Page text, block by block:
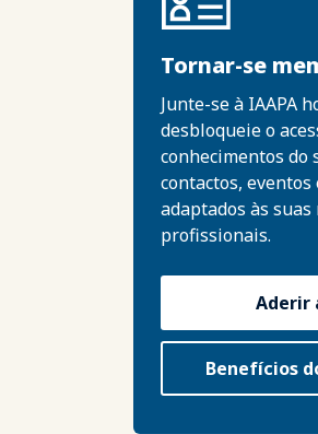
Tornar-se
Junte-se à IAAPA
desbloqueie o
conhecimentos do
contactos, eventos
adaptados às suas
profissionais.
Aderir
Benefícios